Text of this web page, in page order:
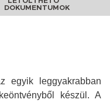
DOKUMENTUMOK
egyik leggyakrabban
készül. A